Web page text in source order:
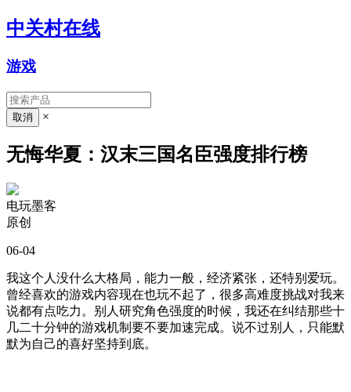
中关村在线
游戏
×
无悔华夏：汉末三国名臣强度排行榜
电玩墨客
原创
06-04
我这个人没什么大格局，能力一般，经济紧张，还特别爱玩。
曾经喜欢的游戏内容现在也玩不起了，很多高难度挑战对我来
说都有点吃力。别人研究角色强度的时候，我还在纠结那些十
几二十分钟的游戏机制要不要加速完成。说不过别人，只能默
默为自己的喜好坚持到底。